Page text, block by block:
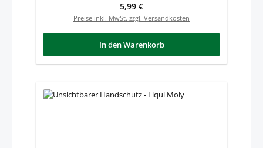
Regulärer Preis:
5,99 €
Preise inkl. MwSt. zzgl. Versandkosten
In den Warenkorb